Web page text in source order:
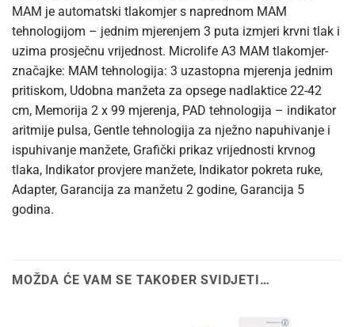
MAM je automatski tlakomjer s naprednom MAM
tehnologijom – jednim mjerenjem 3 puta izmjeri krvni tlak i
uzima prosječnu vrijednost. Microlife A3 MAM tlakomjer-
značajke: MAM tehnologija: 3 uzastopna mjerenja jednim
pritiskom, Udobna manžeta za opsege nadlaktice 22-42
cm, Memorija 2 x 99 mjerenja, PAD tehnologija – indikator
aritmije pulsa, Gentle tehnologija za nježno napuhivanje i
ispuhivanje manžete, Grafički prikaz vrijednosti krvnog
tlaka, Indikator provjere manžete, Indikator pokreta ruke,
Adapter, Garancija za manžetu 2 godine, Garancija 5
godina.
MOŽDA ĆE VAM SE TAKOĐER SVIDJETI…